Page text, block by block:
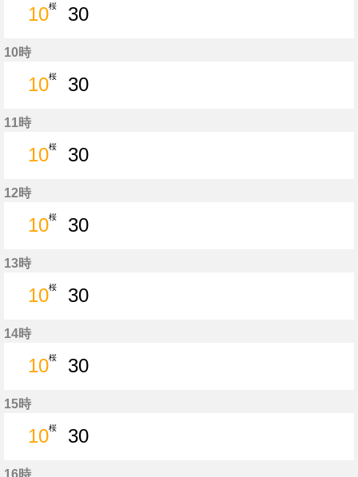
10桜
30
10時
10桜
30
11時
10桜
30
12時
10桜
30
13時
10桜
30
14時
10桜
30
15時
10桜
30
16時